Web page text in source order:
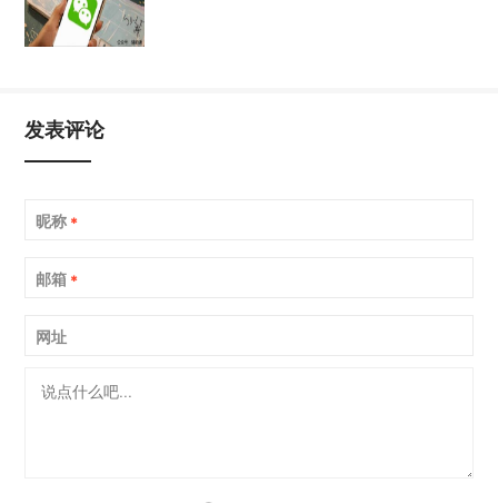
发表评论
昵称 *
邮箱 *
网址